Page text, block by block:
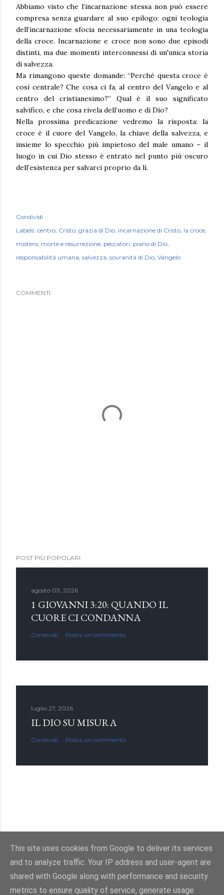
Abbiamo visto che l’incarnazione stessa non può essere
compresa senza guardare al suo epilogo: ogni teologia
dell’incarnazione sfocia necessariamente in una teologia
della croce. Incarnazione e croce non sono due episodi
distinti, ma due momenti interconnessi di un'unica storia
di salvezza.
Ma rimangono queste domande: “Perché questa croce è
così centrale? Che cosa ci fa, al centro del Vangelo e al
centro del cristianesimo?” Qual è il suo significato
salvifico, e che cosa rivela dell’uomo e di Dio?
Nella prossima predicazione vedremo la risposta: la
croce è il cuore del Vangelo, la chiave della salvezza, e
insieme lo specchio più impietoso del male umano – il
luogo in cui Dio stesso è entrato nel punto più oscuro
dell’esistenza per salvarci proprio da lì.
Condividi
Labels: centro Cristo grazia di Dio incarnazione di Cristo la croce
mistero morte e resurrezione peccatori piano di Dio
responsabilità umana salvezza sovranità di Dio Vangelo
COMMENTI
POST PIÙ POPOLARI
agosto 03, 2026
1 GIOVANNI 3:20: QUANDO IL
CUORE CI CONDANNA
Condividi Posta un commento
luglio 27, 2026
IL DIO SU MISURA
Condividi Posta un commento
Powered by Blogger
Immagini dei temi dienot-poloskun
This site uses cookies from Google to deliver its services
and to analyze traffic. Your IP address and user-agent are
shared with Google along with performance and security
metrics to ensure quality of service, generate usage